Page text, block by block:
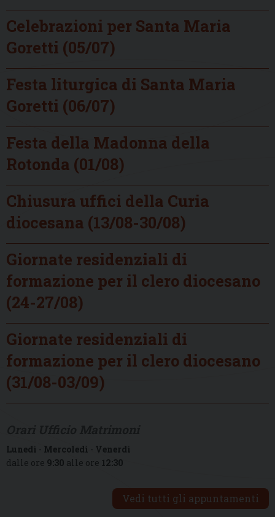
Celebrazioni per Santa Maria
Goretti (05/07)
Festa liturgica di Santa Maria
Goretti (06/07)
Festa della Madonna della
Rotonda (01/08)
Chiusura uffici della Curia
diocesana (13/08-30/08)
Giornate residenziali di
formazione per il clero diocesano
(24-27/08)
Giornate residenziali di
formazione per il clero diocesano
(31/08-03/09)
Lunedì - Mercoledì - Venerdì
dalle ore 9:30 alle ore 12:30
Vedi tutti gli appuntamenti